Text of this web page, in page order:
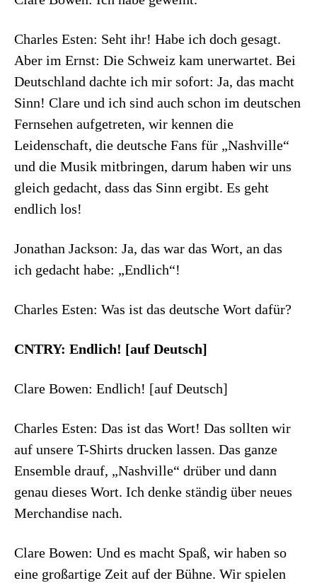
Charles Esten: Seht ihr! Habe ich doch gesagt.
Aber im Ernst: Die Schweiz kam unerwartet. Bei
Deutschland dachte ich mir sofort: Ja, das macht
Sinn! Clare und ich sind auch schon im deutschen
Fernsehen aufgetreten, wir kennen die
Leidenschaft, die deutsche Fans für „Nashville“
und die Musik mitbringen, darum haben wir uns
gleich gedacht, dass das Sinn ergibt. Es geht
endlich los!
Jonathan Jackson: Ja, das war das Wort, an das
ich gedacht habe: „Endlich“!
Charles Esten: Was ist das deutsche Wort dafür?
CNTRY: Endlich! [auf Deutsch]
Clare Bowen: Endlich! [auf Deutsch]
Charles Esten: Das ist das Wort! Das sollten wir
auf unsere T-Shirts drucken lassen. Das ganze
Ensemble drauf, „Nashville“ drüber und dann
genau dieses Wort. Ich denke ständig über neues
Merchandise nach.
Clare Bowen: Und es macht Spaß, wir haben so
eine großartige Zeit auf der Bühne. Wir spielen